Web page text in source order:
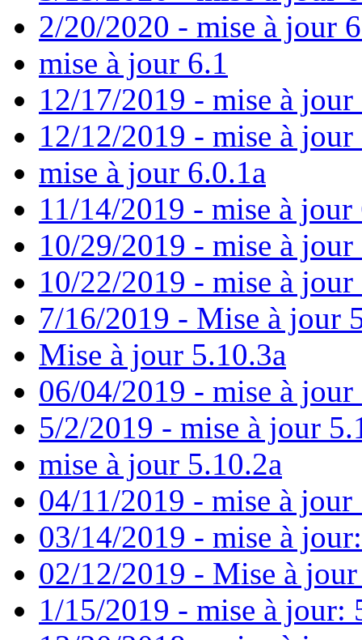
2/20/2020 - mise à jour
mise à jour 6.1
12/17/2019 - mise à jour
12/12/2019 - mise à jour
mise à jour 6.0.1a
11/14/2019 - mise à jour
10/29/2019 - mise à jour
10/22/2019 - mise à
7/16/2019 - Mise à jour
Mise à jour 5.10.3a
06/04/2019 - mise à
5/2/2019 - mise à jour
mise à jour 5.10.2a
04/11/2019 - mise à
03/14/2019 - mise à
02/12/2019 - Mise à
1/15/2019 - mise à jour: